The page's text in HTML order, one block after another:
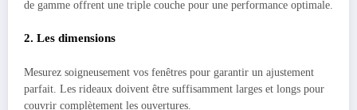
de gamme offrent une triple couche pour une performance optimale.
2. Les dimensions
Mesurez soigneusement vos fenêtres pour garantir un ajustement
parfait. Les rideaux doivent être suffisamment larges et longs pour
couvrir complètement les ouvertures.